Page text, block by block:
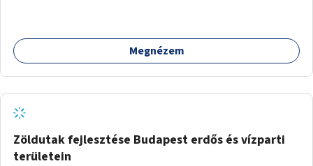
szabadon választhatnak, hogy kihez szeretnének odamenni
beszélgetni, kérdéseket feltenni – ezáltal közvetlen
Megnézem
Zöldutak fejlesztése Budapest erdős és vízparti
területein